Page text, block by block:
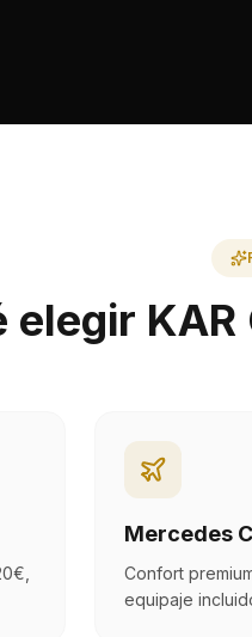
elegir
Mercedes
Confort
equipaje